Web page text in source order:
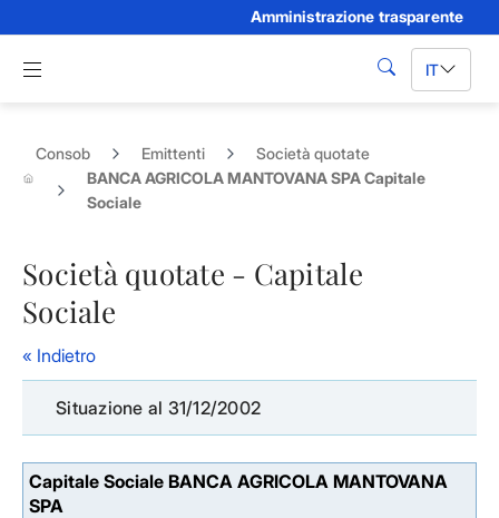
Amministrazione trasparente
Apri menu di navigazione
cerca IT
Consob Emittenti
Società quotate
BANCA AGRICOLA MANTOVANA SPA Capitale
Sociale
Società quotate - Capitale
Sociale
« Indietro
Situazione al 31/12/2002
Capitale Sociale BANCA AGRICOLA MANTOVANA
SPA